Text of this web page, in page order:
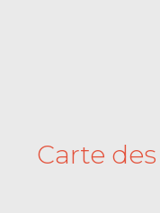
Carte